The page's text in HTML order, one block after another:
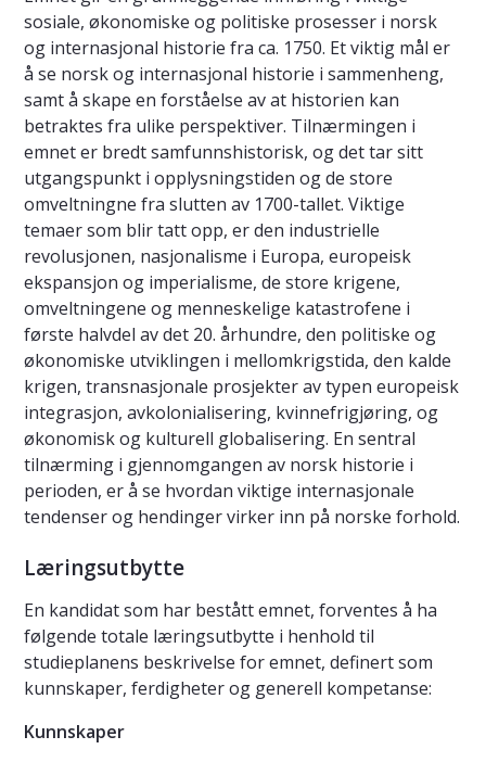
sosiale, økonomiske og politiske prosesser i norsk
og internasjonal historie fra ca. 1750. Et viktig mål er
å se norsk og internasjonal historie i sammenheng,
samt å skape en forståelse av at historien kan
betraktes fra ulike perspektiver. Tilnærmingen i
emnet er bredt samfunnshistorisk, og det tar sitt
utgangspunkt i opplysningstiden og de store
omveltningne fra slutten av 1700-tallet. Viktige
temaer som blir tatt opp, er den industrielle
revolusjonen, nasjonalisme i Europa, europeisk
ekspansjon og imperialisme, de store krigene,
omveltningene og menneskelige katastrofene i
første halvdel av det 20. århundre, den politiske og
økonomiske utviklingen i mellomkrigstida, den kalde
krigen, transnasjonale prosjekter av typen europeisk
integrasjon, avkolonialisering, kvinnefrigjøring, og
økonomisk og kulturell globalisering. En sentral
tilnærming i gjennomgangen av norsk historie i
perioden, er å se hvordan viktige internasjonale
tendenser og hendinger virker inn på norske forhold.
Læringsutbytte
En kandidat som har bestått emnet, forventes å ha
følgende totale læringsutbytte i henhold til
studieplanens beskrivelse for emnet, definert som
kunnskaper, ferdigheter og generell kompetanse:
Kunnskaper